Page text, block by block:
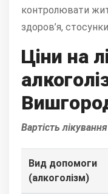
контролювати
здоров’я,
Ціни на
Вартість
Вид допомоги
(алкоголізм)